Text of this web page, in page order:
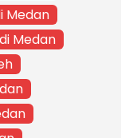
Medan
Medan